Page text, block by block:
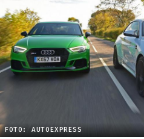
FOTO: AUTOEXPRESS